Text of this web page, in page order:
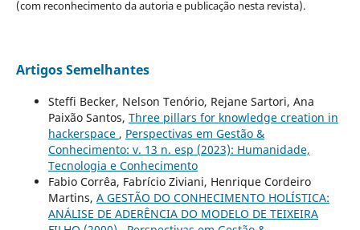
(com reconhecimento da autoria e publicação nesta revista).
Artigos Semelhantes
Steffi Becker, Nelson Tenório, Rejane Sartori, Ana
Paixão Santos, Three pillars for knowledge creation in
hackerspace , Perspectivas em Gestão &
Conhecimento: v. 13 n. esp (2023): Humanidade,
Tecnologia e Conhecimento
Fabio Corrêa, Fabrício Ziviani, Henrique Cordeiro
Martins, A GESTÃO DO CONHECIMENTO HOLÍSTICA:
ANÁLISE DE ADERÊNCIA DO MODELO DE TEIXEIRA